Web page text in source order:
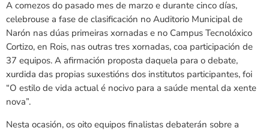
A comezos do pasado mes de marzo e durante cinco días,
celebrouse a fase de clasificación no Auditorio Municipal de
Narón nas dúas primeiras xornadas e no Campus Tecnolóxico
Cortizo, en Rois, nas outras tres xornadas, coa participación de
37 equipos. A afirmación proposta daquela para o debate,
xurdida das propias suxestións dos institutos participantes, foi
“O estilo de vida actual é nocivo para a saúde mental da xente
nova”.
Nesta ocasión, os oito equipos finalistas debaterán sobre a